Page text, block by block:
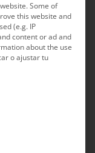
PRITZ
son cables
Some of
this website and
(e.g. IP
content or ad and
about the use
o ajustar tu
DE LOS GRUPOS